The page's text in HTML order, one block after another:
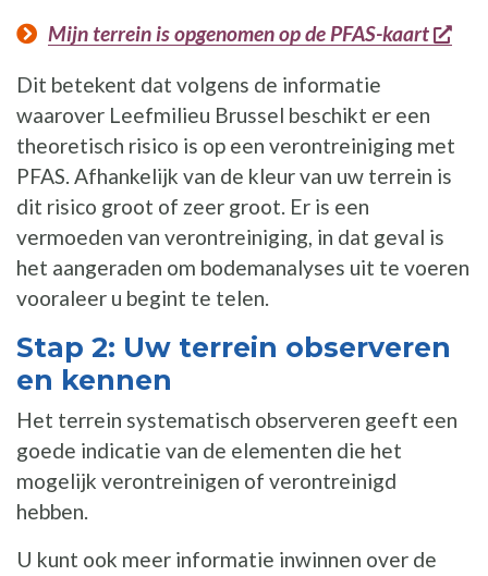
Mijn terrein is opgenomen op de PFAS-kaart
Dit betekent dat volgens de informatie
waarover Leefmilieu Brussel beschikt er een
theoretisch risico is op een verontreiniging met
PFAS. Afhankelijk van de kleur van uw terrein is
dit risico groot of zeer groot. Er is een
vermoeden van verontreiniging, in dat geval is
het aangeraden om bodemanalyses uit te voeren
vooraleer u begint te telen.
Stap 2: Uw terrein observeren
en kennen
Het terrein systematisch observeren geeft een
goede indicatie van de elementen die het
mogelijk verontreinigen of verontreinigd
hebben.
U kunt ook meer informatie inwinnen over de